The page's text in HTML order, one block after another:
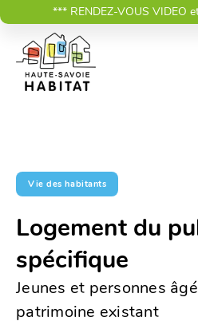
Vie des habitants
Logement du
spécifique
Jeunes et personnes
patrimoine existant
*** RENDEZ-VOUS VIDEO